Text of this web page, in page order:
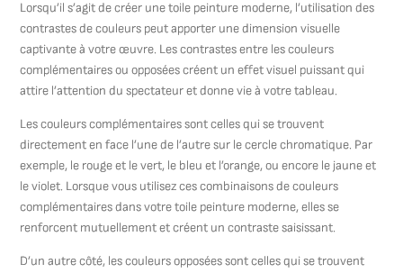
Lorsqu’il s’agit de créer une toile peinture moderne, l’utilisation des
contrastes de couleurs peut apporter une dimension visuelle
captivante à votre œuvre. Les contrastes entre les couleurs
complémentaires ou opposées créent un effet visuel puissant qui
attire l’attention du spectateur et donne vie à votre tableau.
Les couleurs complémentaires sont celles qui se trouvent
directement en face l’une de l’autre sur le cercle chromatique. Par
exemple, le rouge et le vert, le bleu et l’orange, ou encore le jaune et
le violet. Lorsque vous utilisez ces combinaisons de couleurs
complémentaires dans votre toile peinture moderne, elles se
renforcent mutuellement et créent un contraste saisissant.
D’un autre côté, les couleurs opposées sont celles qui se trouvent